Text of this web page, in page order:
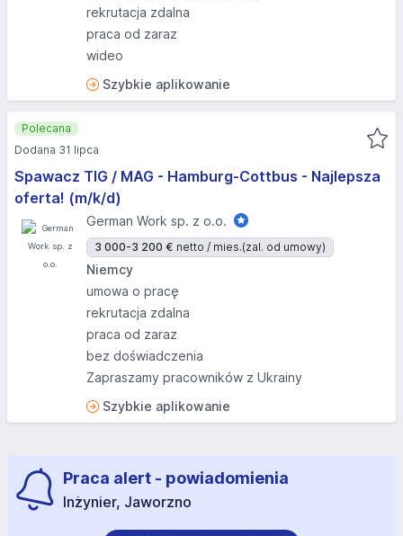
rekrutacja zdalna
praca od zaraz
wideo
Szybkie aplikowanie
Spawacz TIG / MAG - Hamburg-Cottbus - Najlepsza
oferta! (m/k/d)
German Work sp. z o.o.
3 000-3 200 € netto / mies.(zal. od umowy)
Niemcy
umowa o pracę
rekrutacja zdalna
praca od zaraz
bez doświadczenia
Zapraszamy pracowników z Ukrainy
Szybkie aplikowanie
Polecana
Dodana 31 lipca
Praca alert - powiadomienia
Inżynier, Jaworzno